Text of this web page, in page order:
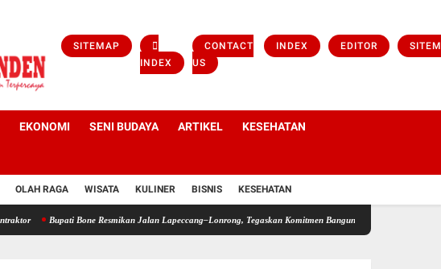
SITEMAP
INDEX
CONTACT
US
INDEX EDITOR
EKONOMI SENI BUDAYA ARTIKEL KESEHATAN
OLAH RAGA WISATA KULINER BISNIS KESEHATAN
Bupati Bone Resmikan Jalan Lapeccang–Lonrong, Tegaskan Komitmen Bangun Infrastruktur Hingga Pelosok